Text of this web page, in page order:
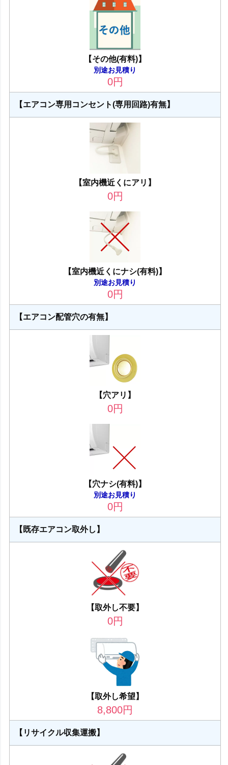
【その他(有料)】
別途お見積り
0円
【エアコン専用コンセント(専用回路)有無】
【室内機近くにアリ】
0円
【室内機近くにナシ(有料)】
別途お見積り
0円
【エアコン配管穴の有無】
【穴アリ】
0円
【穴ナシ(有料)】
別途お見積り
0円
【既存エアコン取外し】
【取外し不要】
0円
【取外し希望】
8,800円
【リサイクル収集運搬】